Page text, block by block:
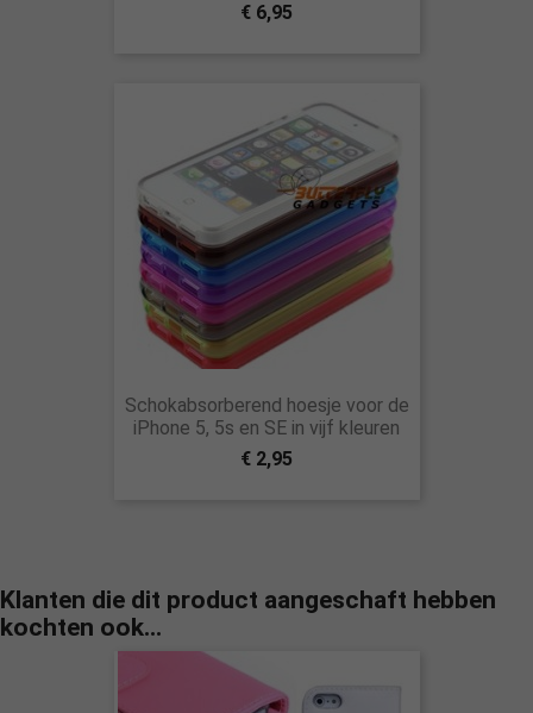
€ 6,95
Schokabsorberend hoesje voor de
iPhone 5, 5s en SE in vijf kleuren
€ 2,95
Klanten die dit product aangeschaft hebben
kochten ook...